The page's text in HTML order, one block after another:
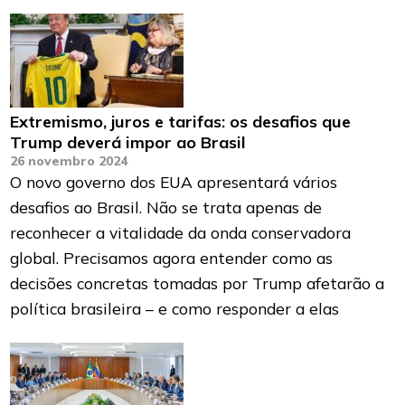
Extremismo, juros e tarifas: os desafios que
Trump deverá impor ao Brasil
26 novembro 2024
O novo governo dos EUA apresentará vários
desafios ao Brasil. Não se trata apenas de
reconhecer a vitalidade da onda conservadora
global. Precisamos agora entender como as
decisões concretas tomadas por Trump afetarão a
política brasileira – e como responder a elas